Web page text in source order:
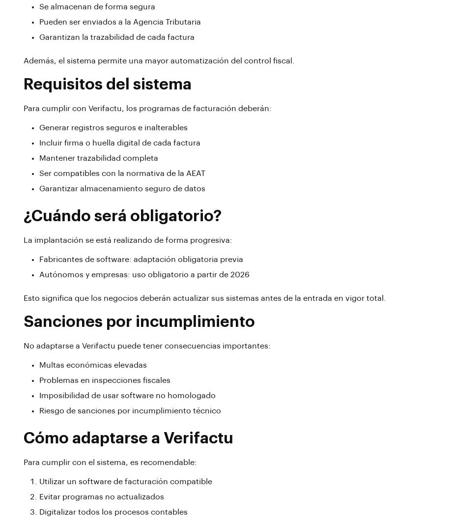
Se almacenan de forma segura
Pueden ser enviados a la Agencia Tributaria
Garantizan la trazabilidad de cada factura
Además, el sistema permite una mayor automatización del control fiscal.
Requisitos del sistema
Para cumplir con Verifactu, los programas de facturación deberán:
Generar registros seguros e inalterables
Incluir firma o huella digital de cada factura
Mantener trazabilidad completa
Ser compatibles con la normativa de la AEAT
Garantizar almacenamiento seguro de datos
¿Cuándo será obligatorio?
La implantación se está realizando de forma progresiva:
Fabricantes de software: adaptación obligatoria previa
Autónomos y empresas: uso obligatorio a partir de 2026
Esto significa que los negocios deberán actualizar sus sistemas antes de la entrada en vigor total.
Sanciones por incumplimiento
No adaptarse a Verifactu puede tener consecuencias importantes:
Multas económicas elevadas
Problemas en inspecciones fiscales
Imposibilidad de usar software no homologado
Riesgo de sanciones por incumplimiento técnico
Cómo adaptarse a Verifactu
Para cumplir con el sistema, es recomendable:
Utilizar un software de facturación compatible
Evitar programas no actualizados
Digitalizar todos los procesos contables